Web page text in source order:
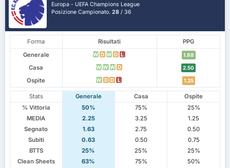
Europa - UEFA Champions League
Posizione Campionato.28 / 36
Forma Risultati
PPG
Generale
W D W D L 1.88
Casa W W W D 2.50
Ospite W D D L 1.25
Stats Generale Casa
Ospite
% Vittoria
50% 75%
25%
MEDIA
2.25 3.25
1.25
Segnato
1.63 2.75
0.50
Subiti
0.63 0.50
0.75
BTTS
25% 25%
25%
Clean Sheets
63% 75%
50%